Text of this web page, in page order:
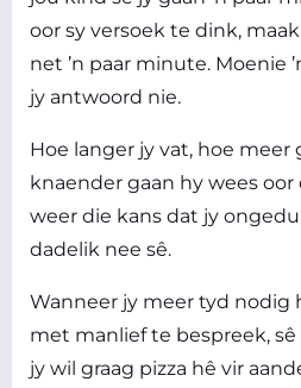
oor sy versoek te dink,
net ’n paar minute. Moenie
jy antwoord nie.
Hoe langer jy vat, hoe
knaender gaan hy wees oor
weer die kans dat jy
dadelik nee sê.
Wanneer jy meer tyd nodig
met manlief te bespreek,
jy wil graag pizza hê vir